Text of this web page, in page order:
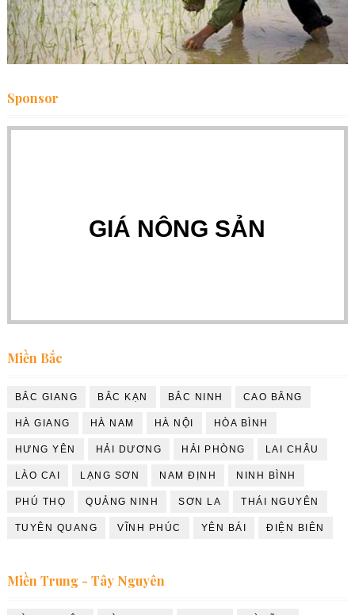
Sponsor
GIÁ NÔNG SẢN
Miền Bắc
BẮC GIANG BẮC KẠN BẮC NINH CAO BẰNG
HÀ GIANG HÀ NAM HÀ NỘI HÒA BÌNH
HƯNG YÊN HẢI DƯƠNG HẢI PHÒNG LAI CHÂU
LÀO CAI LẠNG SƠN NAM ĐỊNH NINH BÌNH
PHÚ THỌ QUẢNG NINH SƠN LA THÁI NGUYÊN
TUYÊN QUANG VĨNH PHÚC YÊN BÁI ĐIỆN BIÊN
Miền Trung - Tây Nguyên